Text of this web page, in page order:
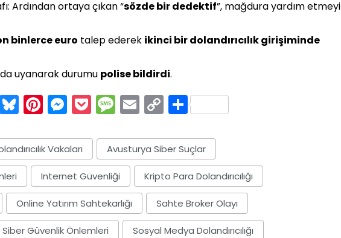
Ardından ortaya çıkan “sözde bir dedektif”, mağdura yardım etmeyi
binlerce euro talep ederek ikinci bir dolandırıcılık girişiminde
uyanarak durumu polise bildirdi.
Telegram
Bluesky
Pinterest
Messenger
Pocket
Message
EmailCopy
Share
Vakaları Avusturya Siber Suçlar
Internet Güvenliği Kripto Para Dolandırıcılığı
Online Yatırım Sahtekarlığı Sahte Broker Olayı
Siber Güvenlik Önlemleri Sosyal Medya Dolandırıcılığı